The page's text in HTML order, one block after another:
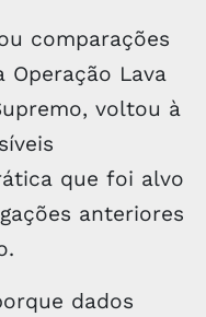
comparações
Lava
voltou à
que foi alvo
anteriores
dados